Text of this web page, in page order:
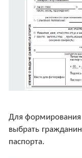
Для формирования
выбрать
паспорта.